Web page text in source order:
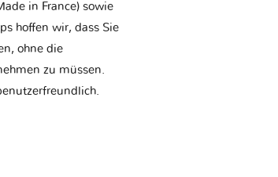
in France) sowie
hoffen wir, dass Sie
ohne die
zu müssen.